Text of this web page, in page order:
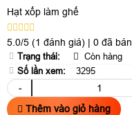
Hạt xốp làm ghế
5.0/5 (1 đánh giá) | 0 đã bán
Trạng thái:
Còn hàng
Số lần xem:
3295
-
Thêm vào giỏ hàng